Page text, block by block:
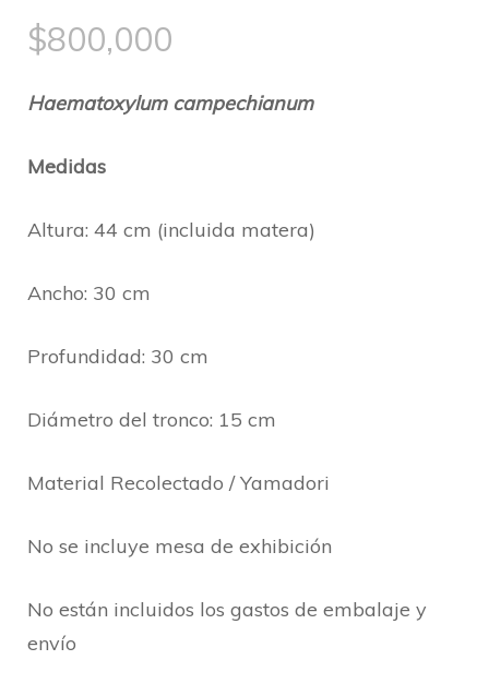
$800,000
Haematoxylum campechianum
Medidas
Altura: 44 cm (incluida matera)
Ancho: 30 cm
Profundidad: 30 cm
Diámetro del tronco: 15 cm
Material Recolectado / Yamadori
No se incluye mesa de exhibición
No están incluidos los gastos de embalaje y
envío